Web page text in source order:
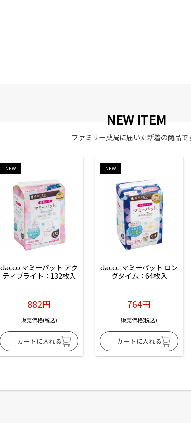
NEW ITEM
ファミリー薬局に届いた新着の商品で
NEW
dacco マミーパット アク
ティブライト：132枚入
882円
販売価格(税込)
NEW
dacco マミーパット ロン
グタイム：64枚入
764円
販売価格(税込)